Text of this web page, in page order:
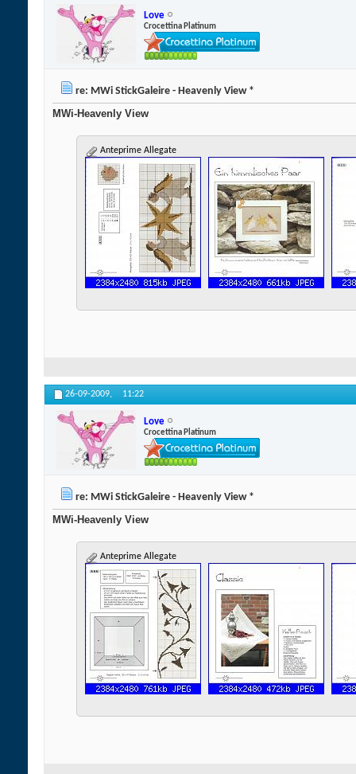
Love
Crocettina Platinum
re: MWi StickGaleire - Heavenly View *
MWi-Heavenly View
Anteprime Allegate
26-09-2009, 11:22
Love
Crocettina Platinum
re: MWi StickGaleire - Heavenly View *
MWi-Heavenly View
Anteprime Allegate